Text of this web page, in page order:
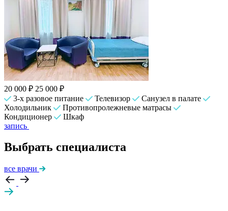
20 000 ₽ 25 000 ₽
3-х разовое питание
Телевизор
Санузел в палате
Холодильник
Противопролежневые матрасы
Кондиционер
Шкаф
запись
Выбрать специалиста
все врачи